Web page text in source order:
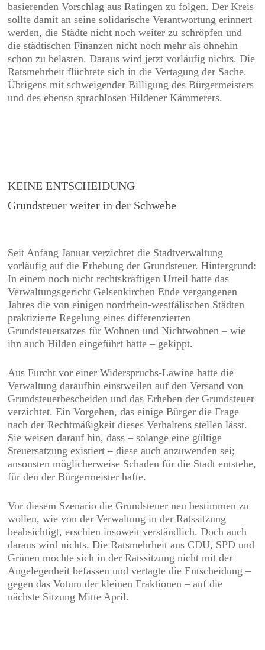
basierenden Vorschlag aus Ratingen zu folgen. Der Kreis
sollte damit an seine solidarische Verantwortung erinnert
werden, die Städte nicht noch weiter zu schröpfen und
die städtischen Finanzen nicht noch mehr als ohnehin
schon zu belasten. Daraus wird jetzt vorläufig nichts. Die
Ratsmehrheit flüchtete sich in die Vertagung der Sache.
Übrigens mit schweigender Billigung des Bürgermeisters
und des ebenso sprachlosen Hildener Kämmerers.
KEINE ENTSCHEIDUNG
Grundsteuer weiter in der Schwebe
Seit Anfang Januar verzichtet die Stadtverwaltung
vorläufig auf die Erhebung der Grundsteuer. Hintergrund:
In einem noch nicht rechtskräftigen Urteil hatte das
Verwaltungsgericht Gelsenkirchen Ende vergangenen
Jahres die von einigen nordrhein-westfälischen Städten
praktizierte Regelung eines differenzierten
Grundsteuersatzes für Wohnen und Nichtwohnen – wie
ihn auch Hilden eingeführt hatte – gekippt.
Aus Furcht vor einer Widerspruchs-Lawine hatte die
Verwaltung daraufhin einstweilen auf den Versand von
Grundsteuerbescheiden und das Erheben der Grundsteuer
verzichtet. Ein Vorgehen, das einige Bürger die Frage
nach der Rechtmäßigkeit dieses Verhaltens stellen lässt.
Sie weisen darauf hin, dass – solange eine gültige
Steuersatzung existiert – diese auch anzuwenden sei;
ansonsten möglicherweise Schaden für die Stadt entstehe,
für den der Bürgermeister hafte.
Vor diesem Szenario die Grundsteuer neu bestimmen zu
wollen, wie von der Verwaltung in der Ratssitzung
beabsichtigt, erschien insoweit verständlich. Doch auch
daraus wird nichts. Die Ratsmehrheit aus CDU, SPD und
Grünen mochte sich in der Ratssitzung nicht mit der
Angelegenheit befassen und vertagte die Entscheidung –
gegen das Votum der kleinen Fraktionen – auf die
nächste Sitzung Mitte April.